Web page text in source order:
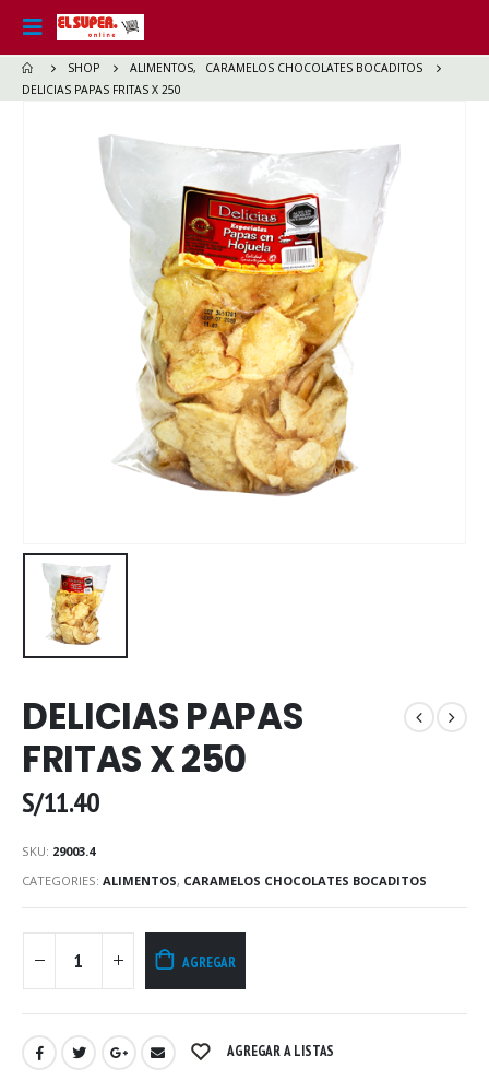
SHOP ALIMENTOS,
CARAMELOS CHOCOLATES BOCADITOS
DELICIAS PAPAS FRITAS X 250
DELICIAS PAPAS
FRITAS X 250
S/11.40
SKU: 29003.4
CATEGORIES: ALIMENTOS, CARAMELOS CHOCOLATES BOCADITOS
AGREGAR
AGREGAR A LISTAS